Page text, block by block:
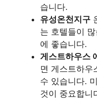
습니다.
유성온천지구
는 호텔들이
에 좋습니다.
게스트하우스
면 게스트하우
수 있습니다.
것이 중요합니